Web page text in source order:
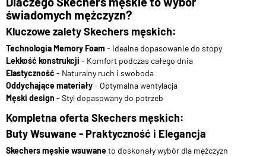
świadomych mężczyzn?
Kluczowe zalety Skechers męskich:
Technologia Memory Foam - Idealne dopasowanie do stopy
Lekkość konstrukcji - Komfort podczas całego dnia
Elastyczność - Naturalny ruch i swoboda
Oddychające materiały- Optymalna wentylacja
Męski design - Styl dopasowany do potrzeb
Kompletna oferta Skechers męskich:
Buty Wsuwane - Praktyczność i Elegancja
Skechers męskie wsuwaneto doskonały wybór dla mężczyzn